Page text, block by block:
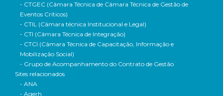
- CTGEC (Câmara Técnica de Câmara Técnica de Gestão de
Eventos Críticos)
- CTIL (Câmara técnica Institucional e Legal)
- CTI (Câmara Técnica de Integração)
- CTCI (Câmara Técnica de Capacitação, Informação e
Mobilização Social)
- Grupo de Acompanhamento do Contrato de Gestão
Sites relacionados
- ANA
- Agerh